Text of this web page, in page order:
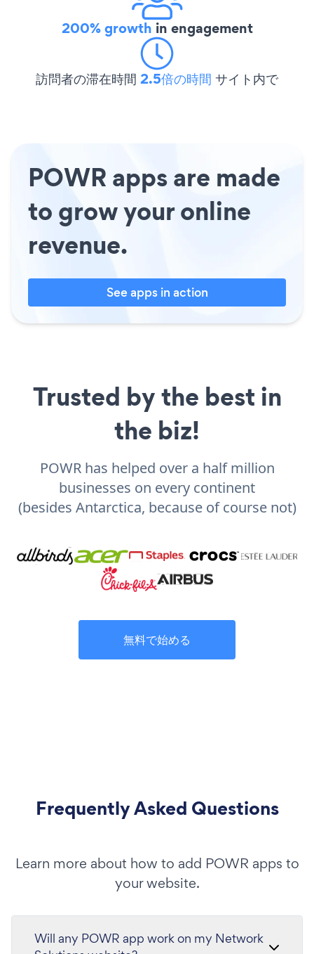
200% growth in engagement
訪問者の滞在時間 2.5倍の時間 サイト内で
POWR apps are made
to grow your online
revenue.
See apps in action
Trusted by the best in
the biz!
POWR has helped over a half million
businesses on every continent
(besides Antarctica, because of course not)
無料で始める
Frequently Asked Questions
Learn more about how to add POWR apps to
your website.
Will any POWR app work on my Network